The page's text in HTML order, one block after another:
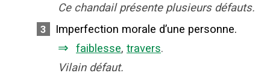
Ce chandail présente plusieurs défauts.
3 Imperfection morale d’une personne.
⇒ faiblesse, travers.
Vilain défaut.